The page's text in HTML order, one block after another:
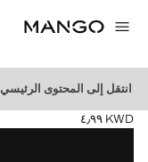
انتقل إلى المحتوى الرئيسي
توب برقبة عالية وحزام
السعر الحالي [KWD ٤٫٩٩ ]
KWD ٤٫٩٩
حدد اللون